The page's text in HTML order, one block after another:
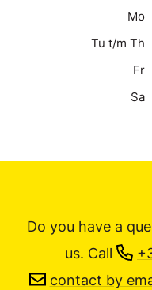
Mo
Tu t/m Th
Fr
Sa
Do you have a
us. Call
contact by